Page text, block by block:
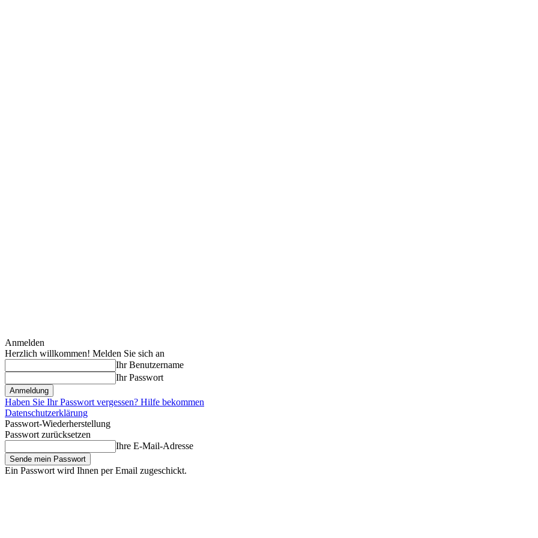
Anmelden
Herzlich willkommen! Melden Sie sich an
Ihr Benutzername
Ihr Passwort
Haben Sie Ihr Passwort vergessen? Hilfe bekommen
Datenschutzerklärung
Passwort-Wiederherstellung
Passwort zurücksetzen
Ihre E-Mail-Adresse
Ein Passwort wird Ihnen per Email zugeschickt.